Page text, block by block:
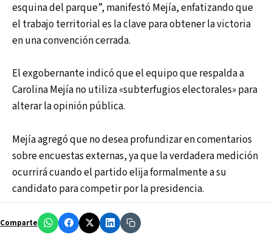
esquina del parque”, manifestó Mejía, enfatizando que
el trabajo territorial es la clave para obtener la victoria
en una convención cerrada.
El exgobernante indicó que el equipo que respalda a
Carolina Mejía no utiliza «subterfugios electorales» para
alterar la opinión pública.
Mejía agregó que no desea profundizar en comentarios
sobre encuestas externas, ya que la verdadera medición
ocurrirá cuando el partido elija formalmente a su
candidato para competir por la presidencia.
Comparte